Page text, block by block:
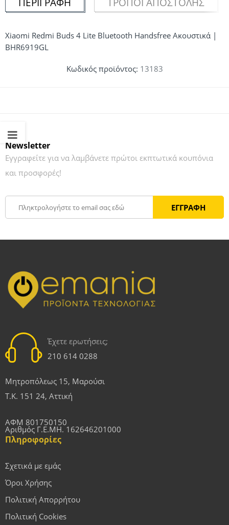
Xiaomi Redmi Buds 4 Lite Bluetooth Handsfree Ακουστικά |
BHR6919GL
Κωδικός προϊόντος: 13183
Newsletter
Εγγραφείτε για να λαμβάνετε πρώτοι εκπτωτικά κουπόνια
και προσφορές!
Έχετε ερωτήσεις;
210 614 0288
Μητροπόλεως 15, Μαρούσι
Τ.Κ. 151 24, Αττική
ΑΦΜ 801750150
Αριθμός Γ.Ε.ΜΗ. 162646201000
Πληροφορίες
Σχετικά με εμάς
Όροι Χρήσης
Πολιτική Απορρήτου
Πολιτική Cookies